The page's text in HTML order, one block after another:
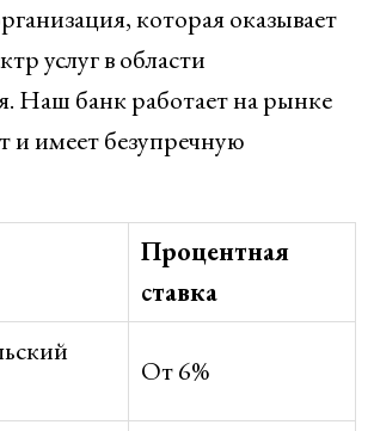
которая оказывает
услуг в области
Наш банк работает на рынке
и имеет безупречную
Процентная
ставка
От 6%